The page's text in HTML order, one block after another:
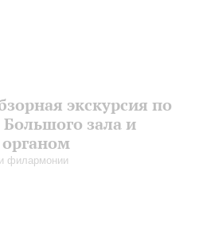
экскурсия по
зала и
органом
филармонии